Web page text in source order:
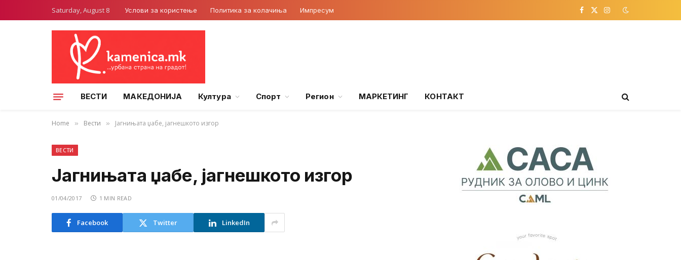
Saturday, August 8 Услови за користење Политика за колачиња Импресум Facebook
X
Instagram
ВЕСТИ МАКЕДОНИЈА Култура Спорт Регион МАРКЕТИНГ КОНТАКТ
Home » Вести » Јагнињата џабе, јагнешкото изгор
ВЕСТИ
Јагнињата џабе, јагнешкото изгор
01/04/2017 1 MIN READ
Facebook Twitter LinkedIn